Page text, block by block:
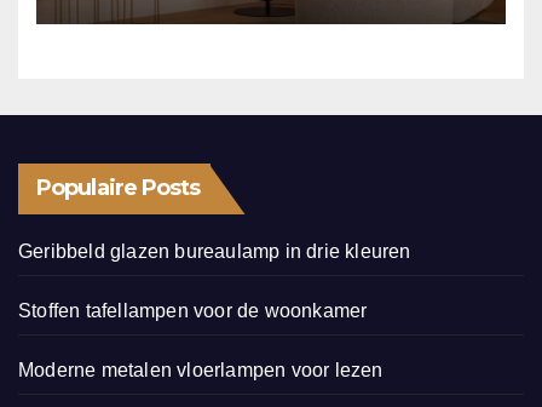
Populaire Posts
Geribbeld glazen bureaulamp in drie kleuren
Stoffen tafellampen voor de woonkamer
Moderne metalen vloerlampen voor lezen